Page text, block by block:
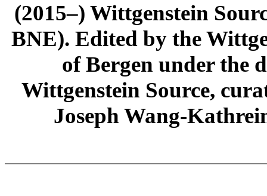
(2015–) Wittgenstein
BNE). Edited by the
of Bergen under the
Wittgenstein Source,
Joseph Wang-